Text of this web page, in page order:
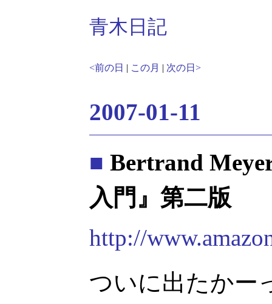
青木日記
<前の日 | この月 | 次の日>
2007-01-11
■ Bertrand
入門』第二版
http://
ついに出たかー